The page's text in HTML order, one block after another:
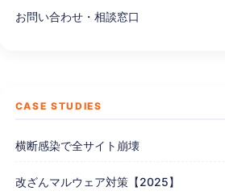
お問い合わせ・相談窓口
CASE STUDIES
横断感染で全サイト崩壊
改ざんマルウェア対策【2025】